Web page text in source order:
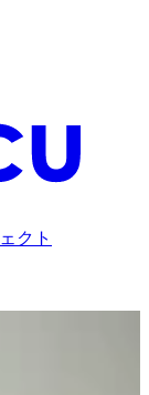
クト